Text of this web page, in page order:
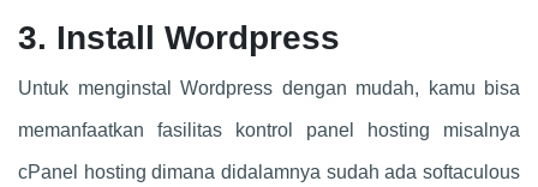
3. Install Wordpress
Untuk menginstal Wordpress dengan mudah, kamu bisa
memanfaatkan fasilitas kontrol panel hosting misalnya
cPanel hosting dimana didalamnya sudah ada softaculous